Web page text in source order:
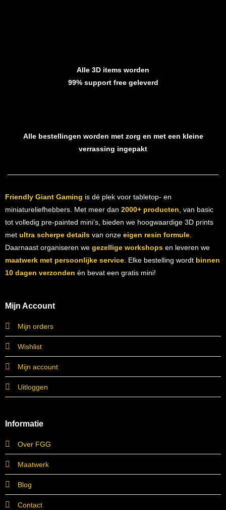
Alle 3D items worden
99% support free geleverd
Alle bestellingen worden met zorg en met een kleine
verrassing ingepakt
Friendly Giant Gaming is dé plek voor tabletop- en
miniatureliefhebbers. Met meer dan 2000+ producten, van basic
tot volledig pre-painted mini’s, bieden we hoogwaardige 3D prints
met ultra scherpe detailsvan onze eigen resin formule.
Daarnaast organiseren we gezellige workshopsen leveren we
maatwerk met persoonlijke service. Elke bestelling wordt binnen
10 dagen verzonden én bevat een gratis mini!
Mijn Account
Mijn orders
Wishlist
Mijn account
Uitloggen
Informatie
Over FGG
Maatwerk
Blog
Contact